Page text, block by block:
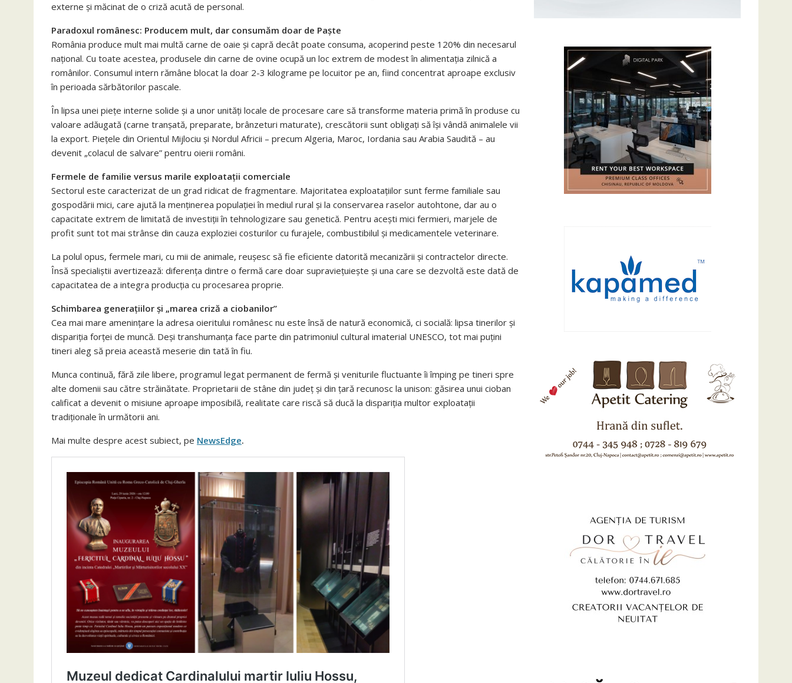
externe și măcinat de o criză acută de personal.
Paradoxul românesc: Producem mult, dar consumăm doar de Paște
România produce mult mai multă carne de oaie și capră decât poate consuma, acoperind peste 120% din necesarul
național. Cu toate acestea, produsele din carne de ovine ocupă un loc extrem de modest în alimentația zilnică a
românilor. Consumul intern rămâne blocat la doar 2-3 kilograme pe locuitor pe an, fiind concentrat aproape exclusiv
în perioada sărbătorilor pascale.
În lipsa unei piețe interne solide și a unor unități locale de procesare care să transforme materia primă în produse cu
valoare adăugată (carne tranșată, preparate, brânzeturi maturate), crescătorii sunt obligați să își vândă animalele vii
la export. Piețele din Orientul Mijlociu și Nordul Africii – precum Algeria, Maroc, Iordania sau Arabia Saudită – au
devenit „colacul de salvare” pentru oierii români.
Fermele de familie versus marile exploatații comerciale
Sectorul este caracterizat de un grad ridicat de fragmentare. Majoritatea exploatațiilor sunt ferme familiale sau
gospodării mici, care ajută la menținerea populației în mediul rural și la conservarea raselor autohtone, dar au o
capacitate extrem de limitată de investiții în tehnologizare sau genetică. Pentru acești mici fermieri, marjele de
profit sunt tot mai strânse din cauza exploziei costurilor cu furajele, combustibilul și medicamentele veterinare.
La polul opus, fermele mari, cu mii de animale, reușesc să fie eficiente datorită mecanizării și contractelor directe.
Însă specialiștii avertizează: diferența dintre o fermă care doar supraviețuiește și una care se dezvoltă este dată de
capacitatea de a integra producția cu procesarea proprie.
Schimbarea generațiilor și „marea criză a ciobanilor”
Cea mai mare amenințare la adresa oieritului românesc nu este însă de natură economică, ci socială: lipsa tinerilor și
dispariția forței de muncă. Deși transhumanța face parte din patrimoniul cultural imaterial UNESCO, tot mai puțini
tineri aleg să preia această meserie din tată în fiu.
Munca continuă, fără zile libere, programul legat permanent de fermă și veniturile fluctuante îi împing pe tineri spre
alte domenii sau către străinătate. Proprietarii de stâne din județ și din țară recunosc la unison: găsirea unui cioban
calificat a devenit o misiune aproape imposibilă, realitate care riscă să ducă la dispariția multor exploatații
tradiționale în următorii ani.
Mai multe despre acest subiect, pe NewsEdge.